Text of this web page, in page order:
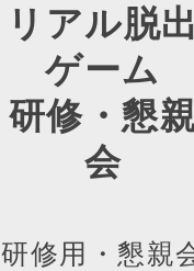
リアル脱
ゲーム
研修・懇
会
研修用・懇親